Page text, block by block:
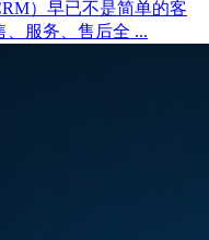
）早已不是简单的客
、服务、售后全 ...